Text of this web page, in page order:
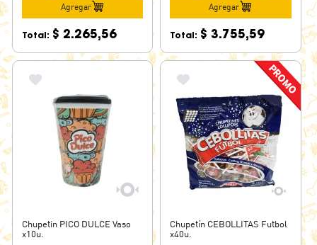
Agregar
Total: $ 2.265,56
Agregar
Total: $ 3.755,59
Chupetin PICO DULCE Vaso
x10u.
Chupetín CEBOLLITAS Futbol
x40u.